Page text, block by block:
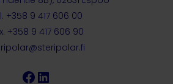
+358 9 417 606 00
+358 9 417 606 90
Facebook
LinkedIn